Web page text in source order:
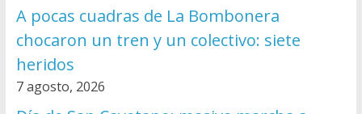
A pocas cuadras de La Bombonera
chocaron un tren y un colectivo: siete
heridos
7 agosto, 2026